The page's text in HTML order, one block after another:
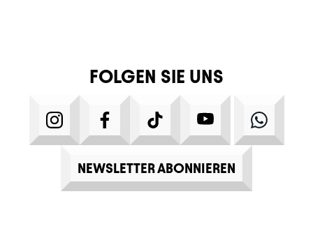
FOLGEN SIE UNS
INSTAGRAMFACEBOOKTIKTOK YOUTUBE
NEWSLETTER ABONNIEREN